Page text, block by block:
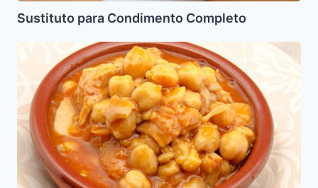
Sustituto para Condimento Completo